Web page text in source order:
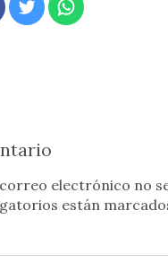
electrónico no
están